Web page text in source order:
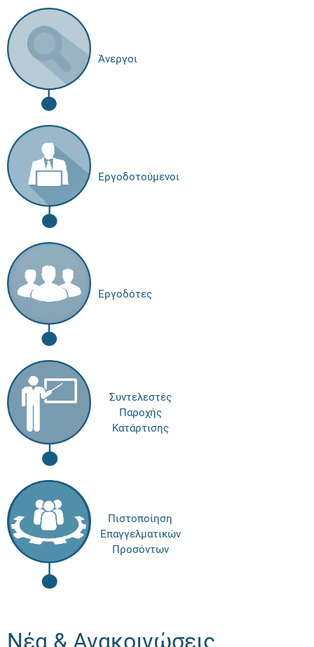
Άνεργοι
Εργοδοτούμενοι
Εργοδότες
Συντελεστές
Παροχής
Κατάρτισης
Πιστοποίηση
Επαγγελματικών
Προσόντων
Νέα & Ανακοινώσεις